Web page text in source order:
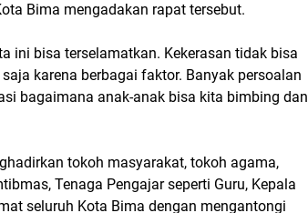
Bima mengadakan rapat tersebut.
ini bisa terselamatkan. Kekerasan tidak bisa
karena berbagai faktor. Banyak persoalan
bagaimana anak-anak bisa kita bimbing dan
tokoh masyarakat, tokoh agama,
Tenaga Pengajar seperti Guru, Kepala
seluruh Kota Bima dengan mengantongi